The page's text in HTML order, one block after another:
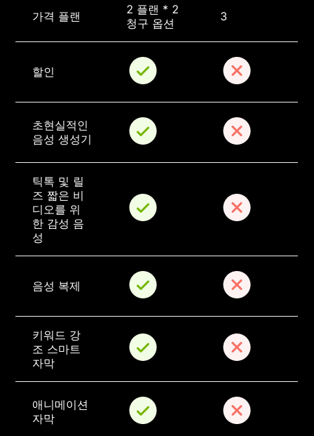
가격 플랜
2 플랜 * 2
청구 옵션
3
할인
초현실적인
음성 생성기
틱톡 및 릴
즈 짧은 비
디오를 위
한 감성 음
성
음성 복제
키워드 강
조 스마트
자막
애니메이션
자막